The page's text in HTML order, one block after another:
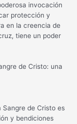
invocación
protección y
en la creencia de
tiene un poder
de Cristo: una
Sangre de Cristo es
y bendiciones